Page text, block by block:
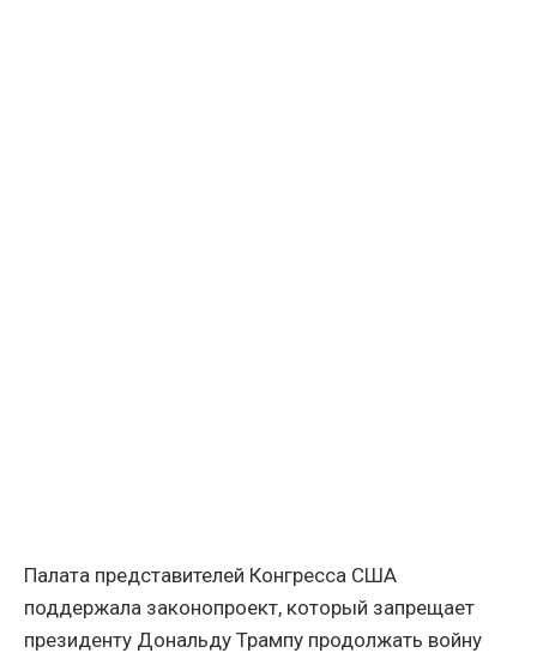
Палата представителей Конгресса США
поддержала законопроект, который запрещает
президенту Дональду Трампу продолжать войну